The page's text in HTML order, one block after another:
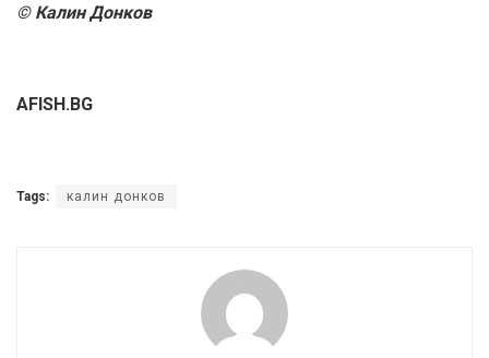
© Калин Донков
AFISH.BG
Tags: калин донков